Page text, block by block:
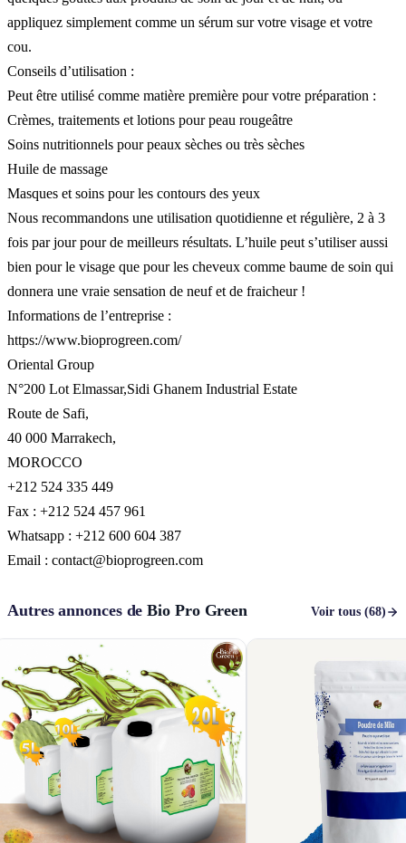
appliquez simplement comme un sérum sur votre visage et votre
cou.
Conseils d’utilisation :
Peut être utilisé comme matière première pour votre préparation :
Crèmes, traitements et lotions pour peau rougeâtre
Soins nutritionnels pour peaux sèches ou très sèches
Huile de massage
Masques et soins pour les contours des yeux
Nous recommandons une utilisation quotidienne et régulière, 2 à 3
fois par jour pour de meilleurs résultats. L’huile peut s’utiliser aussi
bien pour le visage que pour les cheveux comme baume de soin qui
donnera une vraie sensation de neuf et de fraicheur !
Informations de l’entreprise :
https://www.bioprogreen.com/
Oriental Group
N°200 Lot Elmassar,Sidi Ghanem Industrial Estate
Route de Safi,
40 000 Marrakech,
MOROCCO
+212 524 335 449
Fax : +212 524 457 961
Whatsapp : +212 600 604 387
Email : contact@bioprogreen.com
Autres annonces deBio Pro Green Voir tous (68)